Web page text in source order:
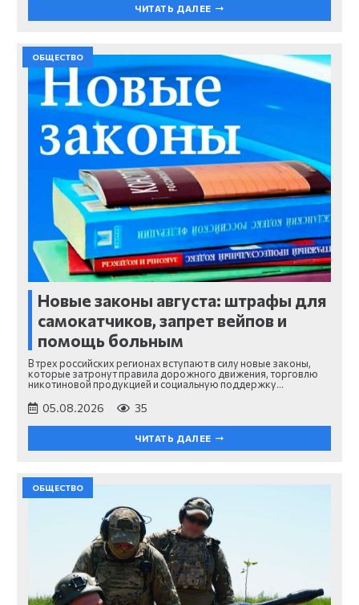
ЧИТАТЬ ДАЛЕЕ
ОБЩЕСТВО
Новые законы августа: штрафы для
самокатчиков, запрет вейпов и
помощь больным
В трех российских регионах вступают в силу новые законы,
которые затронут правила дорожного движения, торговлю
никотиновой продукцией и социальную поддержку…
05.08.2026 35
ЧИТАТЬ ДАЛЕЕ
ОБЩЕСТВО